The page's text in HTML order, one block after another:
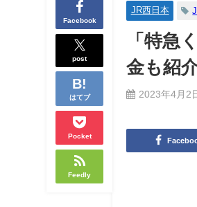
Facebook
post
はてブ
Pocket
Feedly
JR西日本
「特急
金も紹
2023年4月2